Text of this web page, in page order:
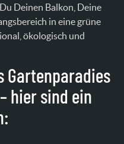
Deinen Balkon, Deine
in eine grüne
ökologisch und
Gartenparadies
hier sind ein